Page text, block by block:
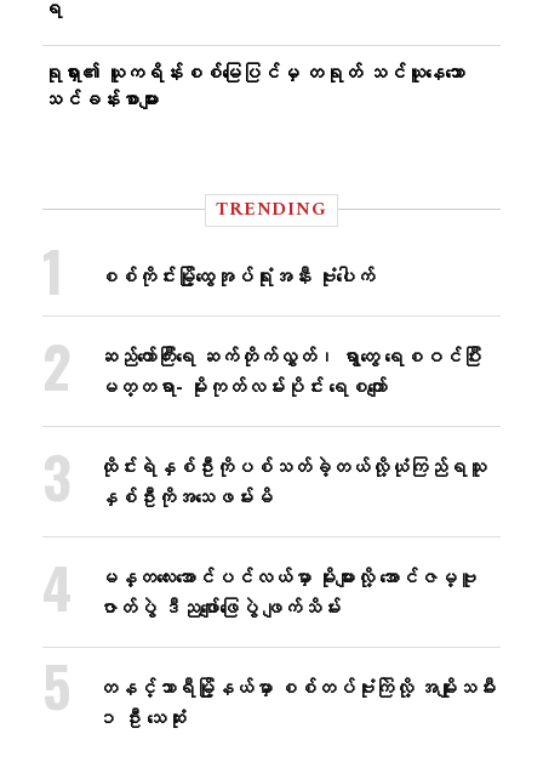
ရ
ရုရှား၏ ယူကရိန်းစစ်မြေပြင်မှ တရုတ် သင်ယူနေသော
သင်ခန်းစာများ
TRENDING
စစ်ကိုင်းမြို့ထွေအုပ်ရုံးအနီး ဗုံးပေါက်
ဆည်တော်ကြီးရေ ဆက်တိုက်လွှတ်၊ ရွာတွေ ရေစဝင်ပြီး
မတ္တရာ- မိုးကုတ်လမ်းပိုင်း ရေစကျော်
ထိုင်းရဲနှစ်ဦးကိုပစ်သတ်ခဲ့တယ်လို့ယုံကြည်ရသူ
နှစ်ဦးကိုအသေဖမ်းမိ
မန္တလေးအောင်ပင်လယ်မှာ မိုးများလို့ အောင်ဇမ္ဗူ
ဇာတ်ပွဲ ဒီညဖျော်ဖြေပွဲ ဖျက်သိမ်း
တနင်္သာရီမြို့နယ်မှာ စစ်တပ်ဗုံးကြဲလို့ အမျိုးသမီး
၁ ဦး သေဆုံး